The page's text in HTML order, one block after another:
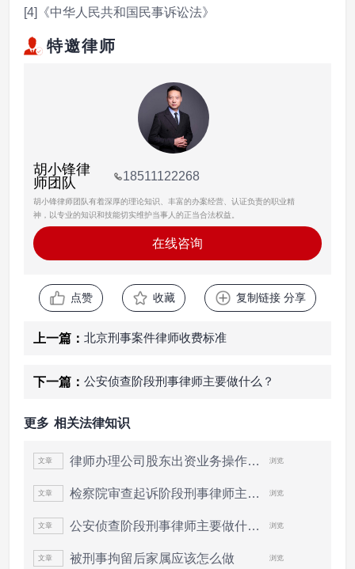
[4]《中华人民共和国民事诉讼法》
特邀律师
胡小锋律
师团队
18511122268
胡小锋律师团队有着深厚的理论知识、丰富的办案经营、认证负责的职业精
神，以专业的知识和技能切实维护当事人的正当合法权益。
在线咨询
点赞 收藏 复制链接 分享
上一篇： 北京刑事案件律师收费标准
下一篇： 公安侦查阶段刑事律师主要做什么？
更多 相关法律知识
文章 律师办理公司股东出资业务操作指引（202... 浏览
文章 检察院审查起诉阶段刑事律师主要做什么 浏览
文章 公安侦查阶段刑事律师主要做什么？ 浏览
文章 被刑事拘留后家属应该怎么做 浏览